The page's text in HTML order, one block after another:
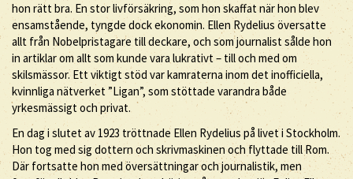
hon rätt bra. En stor livförsäkring, som hon skaffat när hon blev
ensamstående, tyngde dock ekonomin. Ellen Rydelius översatte
allt från Nobelpristagare till deckare, och som journalist sålde hon
in artiklar om allt som kunde vara lukrativt – till och med om
skilsmässor. Ett viktigt stöd var kamraterna inom det inofficiella,
kvinnliga nätverket ”Ligan”, som stöttade varandra både
yrkesmässigt och privat.
En dag i slutet av 1923 tröttnade Ellen Rydelius på livet i Stockholm.
Hon tog med sig dottern och skrivmaskinen och flyttade till Rom.
Där fortsatte hon med översättningar och journalistik, men